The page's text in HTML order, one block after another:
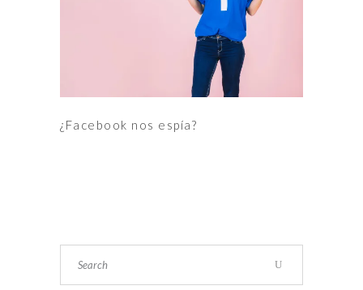
¿Facebook nos espía?